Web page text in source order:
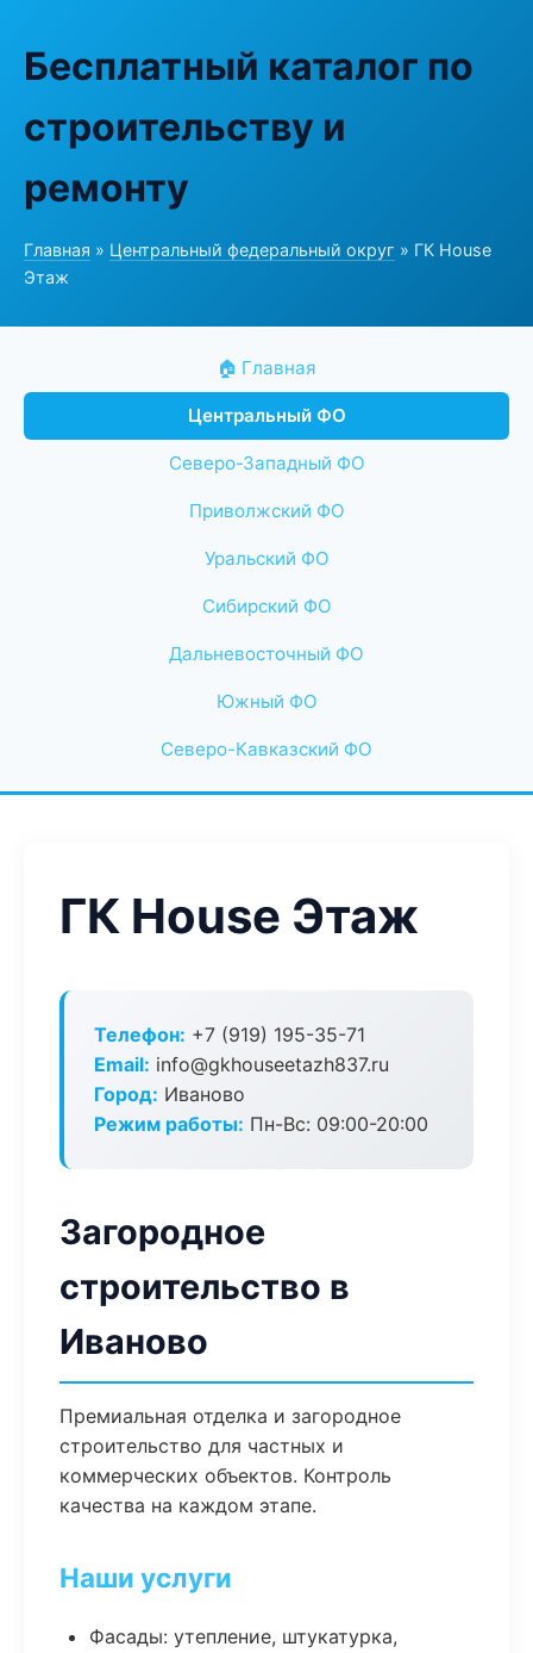
Бесплатный каталог по
строительству и
ремонту
Главная » Центральный федеральный округ » ГК House
Этаж
🏠 Главная
Центральный ФО
Северо-Западный ФО
Приволжский ФО
Уральский ФО
Сибирский ФО
Дальневосточный ФО
Южный ФО
Северо-Кавказский ФО
ГК House Этаж
Телефон: +7 (919) 195-35-71
Email: info@gkhouseetazh837.ru
Город: Иваново
Режим работы: Пн-Вс: 09:00-20:00
Загородное
строительство в
Иваново
Премиальная отделка и загородное
строительство для частных и
коммерческих объектов. Контроль
качества на каждом этапе.
Наши услуги
Фасады: утепление, штукатурка,